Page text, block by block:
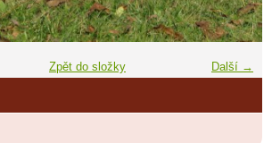
Další →
Zpět do složky